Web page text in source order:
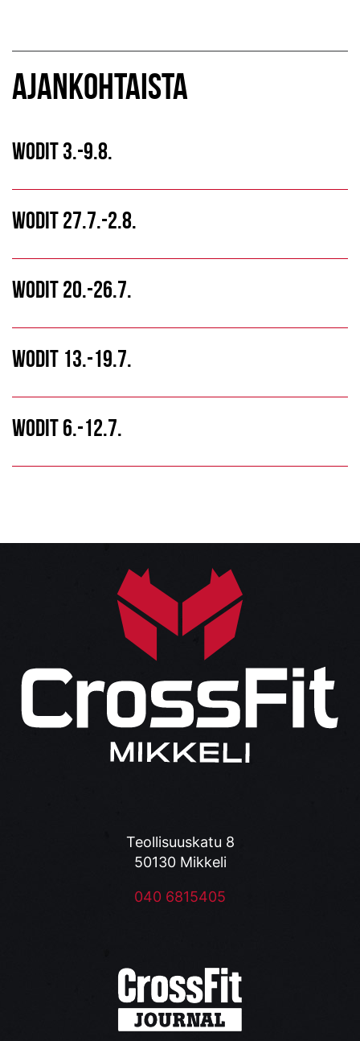
AJANKOHTAISTA
WODIT 3.-9.8.
WODIT 27.7.-2.8.
WODIT 20.-26.7.
WODIT 13.-19.7.
WODIT 6.-12.7.
Teollisuuskatu 8
50130 Mikkeli
040 6815405